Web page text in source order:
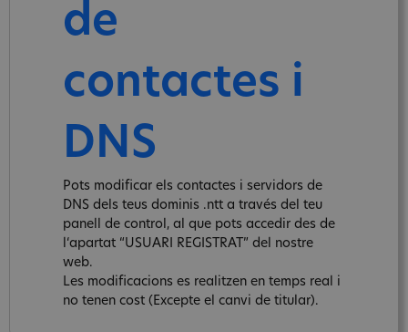
de
contactes i
DNS
Pots modificar els contactes i servidors de
DNS dels teus dominis .ntt a través del teu
panell de control, al que pots accedir des de
l‘apartat “USUARI REGISTRAT” del nostre
web.
Les modificacions es realitzen en temps real i
no tenen cost (Excepte el canvi de titular).